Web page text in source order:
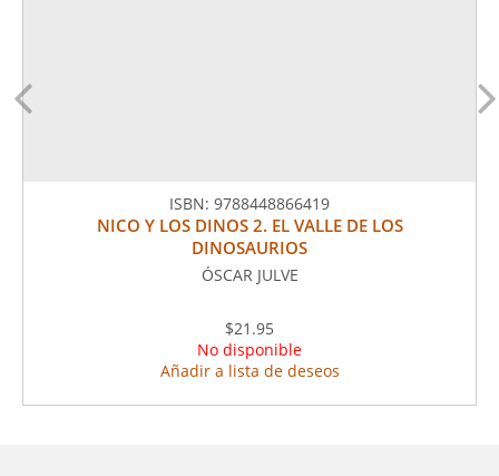
ISBN: 9788448866419
NICO Y LOS DINOS 2. EL VALLE DE LOS
DINOSAURIOS
ÓSCAR JULVE
$21.95
No disponible
Añadir a lista de deseos